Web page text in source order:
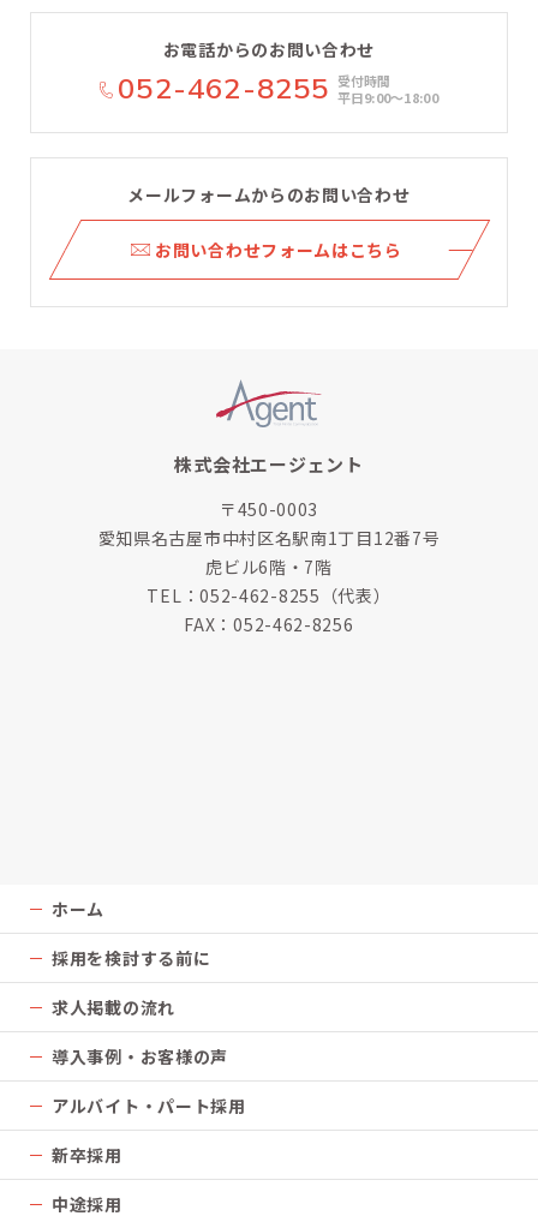
お電話からのお問い合わせ
052-462-8255 受付時間
平日9:00〜18:00
メールフォームからのお問い合わせ
お問い合わせフォームはこちら
株式会社エージェント
〒450-0003
愛知県名古屋市中村区名駅南1丁目12番7号
虎ビル6階・7階
TEL：052-462-8255 （代表）
FAX：052-462-8256
ホーム
採用を検討する前に
求人掲載の流れ
導入事例・お客様の声
アルバイト・パート採用
新卒採用
中途採用